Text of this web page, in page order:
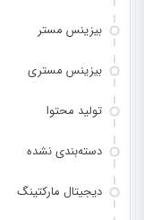
بیزینس مستر
بیزینس مستری
تولید محتوا
دسته‌بندی نشده
دیجیتال مارکتینگ